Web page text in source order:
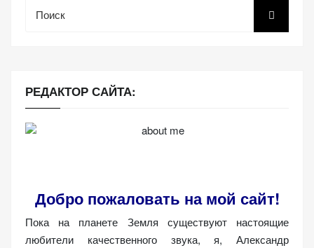
РЕДАКТОР САЙТА:
Добро пожаловать на мой сайт!
Пока на планете Земля существуют настоящие
любители качественного звука, я, Александр